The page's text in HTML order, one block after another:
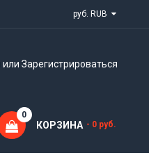
или Зарегистрироваться
КОРЗИНА
0
- 0 руб.